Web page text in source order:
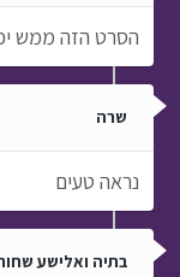
הסרט הזה ממש
שרה
נראה טעים
בתיה ואלישע